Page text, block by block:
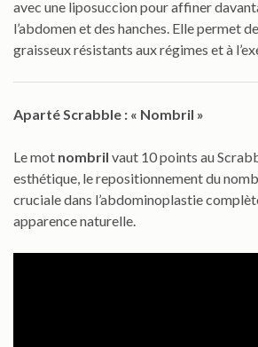
avec une liposuccion pour affiner
l’abdomen et des hanches. Elle permet
graisseux résistants aux régimes et à
Aparté Scrabble : « Nombril »
Le mot nombril vaut 10 points au
esthétique, le repositionnement du
cruciale dans l’abdominoplastie
apparence naturelle.